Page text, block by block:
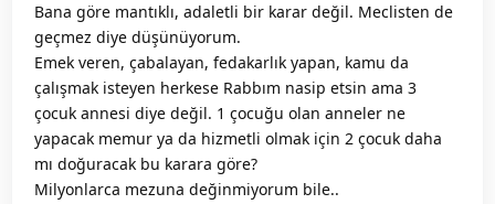
Bana göre mantıklı, adaletli bir karar değil. Meclisten de
geçmez diye düşünüyorum.
Emek veren, çabalayan, fedakarlık yapan, kamu da
çalışmak isteyen herkese Rabbım nasip etsin ama 3
çocuk annesi diye değil. 1 çocuğu olan anneler ne
yapacak memur ya da hizmetli olmak için 2 çocuk daha
mı doğuracak bu karara göre?
Milyonlarca mezuna değinmiyorum bile..